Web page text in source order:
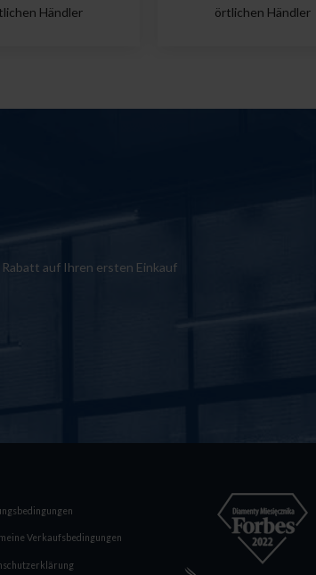
Händler
örtlichen Händler
auf Ihren ersten Einkauf
Verkaufsbedingungen